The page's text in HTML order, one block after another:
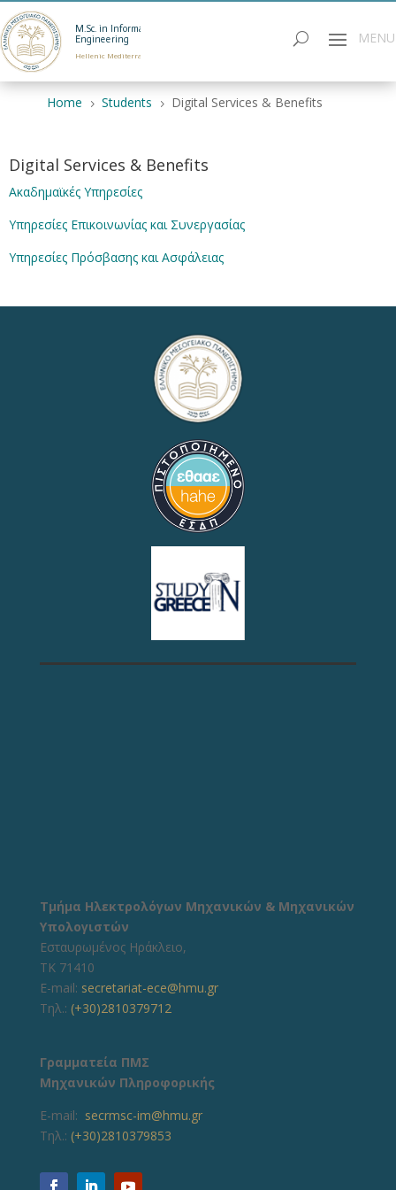
M.Sc. in Informatics
Engineering
Hellenic Mediterranean University
Home 5 Students 5 Digital Services & Benefits
Digital Services & Benefits
Ακαδημαϊκές Υπηρεσίες
Υπηρεσίες Επικοινωνίας και Συνεργασίας
Υπηρεσίες Πρόσβασης και Ασφάλειας
Τμήμα Ηλεκτρολόγων Μηχανικών & Μηχανικών
Υπολογιστών
Εσταυρωμένος Ηράκλειο,
ΤΚ 71410
E-mail: secretariat-ece@hmu.gr
Τηλ.: (+30)2810379712
Γραμματεία ΠΜΣ
Μηχανικών Πληροφορικής
E-mail: secrmsc-im@hmu.gr
Τηλ.: (+30)2810379853